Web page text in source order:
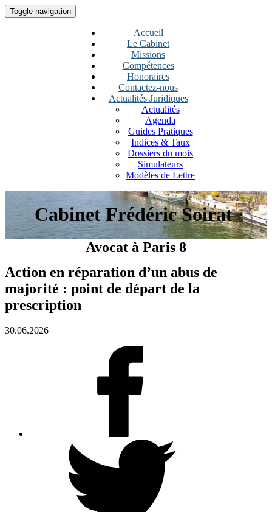
Toggle navigation
Accueil
Le Cabinet
Missions
Compétences
Honoraires
Contactez-nous
Actualités Juridiques
Actualités
Agenda
Guides Pratiques
Indices & Taux
Dossiers du mois
Simulateurs
Modèles de Lettre
Cabinet Frédéric Soirat
Avocat à Paris 8
Action en réparation d’un abus de
majorité : point de départ de la
prescription
30.06.2026